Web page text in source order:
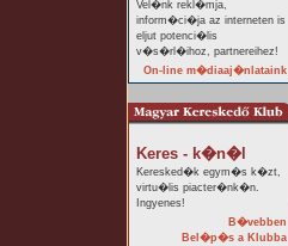
Vel�nk rekl�mja,
inform�ci�ja az interneten is
eljut potenci�lis
v�s�rl�ihoz, partnereihez!
On-line m�diaaj�nlataink
Keres - k�n�l
Keresked�k egym�s k�zt,
virtu�lis piacter�nk�n.
Ingyenes!
B�vebben
Bel�p�s a Klubba